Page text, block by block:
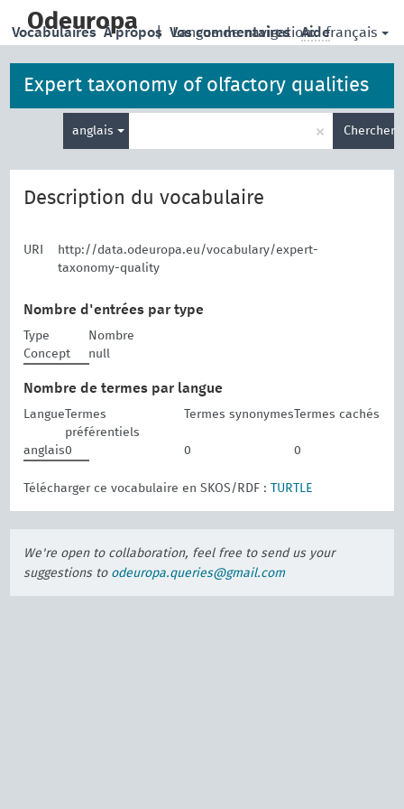
main
Odeuropa | Langue de navigation: français
Vocabulaires À propos Vos commentaires Aide
Expert taxonomy of olfactory qualities
anglais
de
recherche
× Chercher
Description du vocabulaire
URI
http://data.odeuropa.eu/vocabulary/expert-
taxonomy-quality
Nombre d'entrées par type
Type
Nombre
Concept
null
Nombre de termes par langue
Langue Termes
préférentiels
Termes synonymes Termes cachés
anglais0 0 0
Télécharger ce vocabulaire en SKOS/RDF : TURTLE
We're open to collaboration, feel free to send us your
suggestions to odeuropa.queries@gmail.com